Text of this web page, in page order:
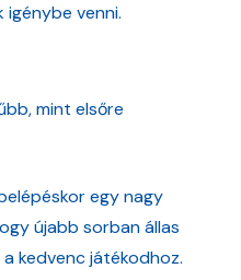
venni.
mint elsőre
egy nagy
újabb sorban állas
kedvenc játékodhoz.